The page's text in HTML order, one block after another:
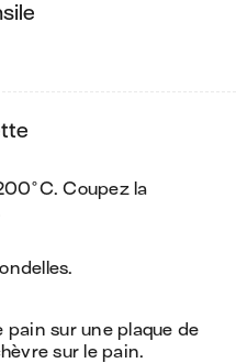
Coupez la
pain sur une plaque de
sur le pain.